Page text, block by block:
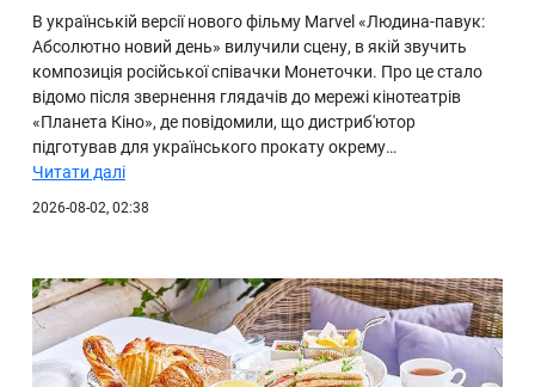
В українській версії нового фільму Marvel «Людина-павук:
Абсолютно новий день» вилучили сцену, в якій звучить
композиція російської співачки Монеточки. Про це стало
відомо після звернення глядачів до мережі кінотеатрів
«Планета Кіно», де повідомили, що дистриб'ютор
підготував для українського прокату окрему…
Читати далі
2026-08-02, 02:38